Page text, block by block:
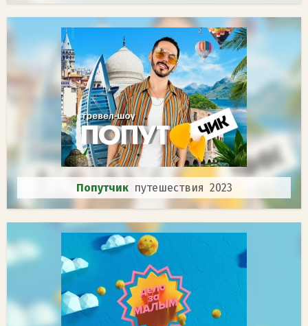
Попутчик путешествия 2023